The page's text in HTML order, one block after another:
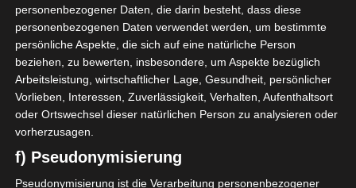
Stade Gabèsien (SG)
SPIELBERICHT
Club Sportif d'Hammam Lif sicherte sich den Aufstieg
in die Ligue 1 durch einen dominanten 3:0-Sieg
gegen Stade Gabésien im Playoff-Finale.
Bayram Nouisser eröffnete den Torreigen für die
personenbezogener Daten, die darin besteht, dass diese
personenbezogenen Daten verwendet werden, um bestimmte
persönliche Aspekte, die sich auf eine natürliche Person
beziehen, zu bewerten, insbesondere, um Aspekte bezüglich
Arbeitsleistung, wirtschaftlicher Lage, Gesundheit, persönlicher
Vorlieben, Interessen, Zuverlässigkeit, Verhalten, Aufenthaltsort
oder Ortswechsel dieser natürlichen Person zu analysieren oder
vorherzusagen.
f) Pseudonymisierung
Pseudonymisierung ist die Verarbeitung personenbezogener